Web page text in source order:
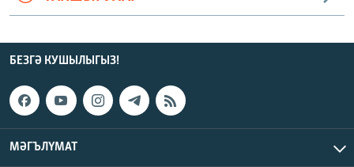
БЕЗГӘ КУШЫЛЫГЫЗ!
МӘГЪЛҮМАТ